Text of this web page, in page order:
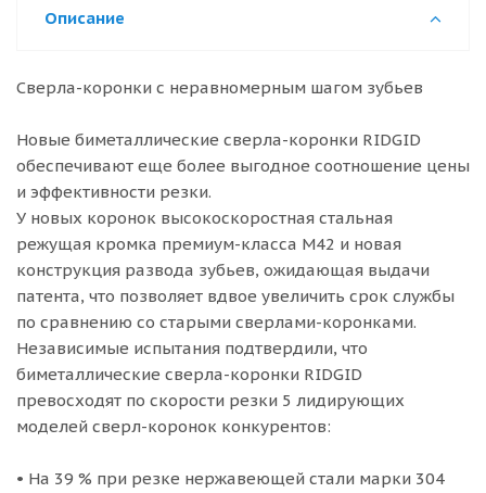
Описание
Сверла-коронки с неравномерным шагом зубьев
Новые биметаллические сверла-коронки RIDGID
обеспечивают еще более выгодное соотношение цены
и эффективности резки.
У новых коронок высокоскоростная стальная
режущая кромка премиум-класса M42 и новая
конструкция развода зубьев, ожидающая выдачи
патента, что позволяет вдвое увеличить срок службы
по сравнению со старыми сверлами-коронками.
Независимые испытания подтвердили, что
биметаллические сверла-коронки RIDGID
превосходят по скорости резки 5 лидирующих
моделей сверл-коронок конкурентов:
• На 39 % при резке нержавеющей стали марки 304